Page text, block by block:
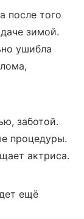
после того
зимой.
ушибла
заботой.
процедуры.
актриса.
ещё